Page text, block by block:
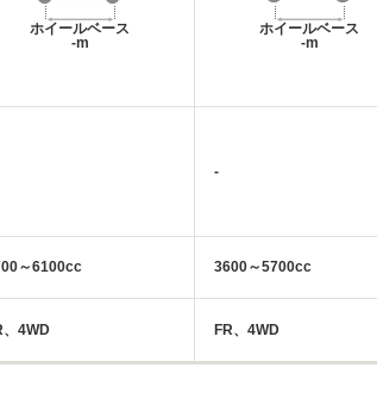
ホイールベース
-m
～6100cc
、4WD
ホイールベース
-m
-
3600～5700cc
FR、4WD